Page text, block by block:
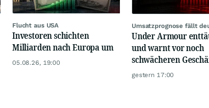
Flucht aus USA
Investoren schichten
Milliarden nach Europa um
05.08.26, 19:00
Umsatzprognose fällt
Under Armour
und warnt vor noch
schwächeren
gestern 17:00